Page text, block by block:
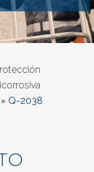
» Q-2038